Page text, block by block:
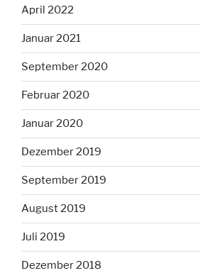
April 2022
Januar 2021
September 2020
Februar 2020
Januar 2020
Dezember 2019
September 2019
August 2019
Juli 2019
Dezember 2018